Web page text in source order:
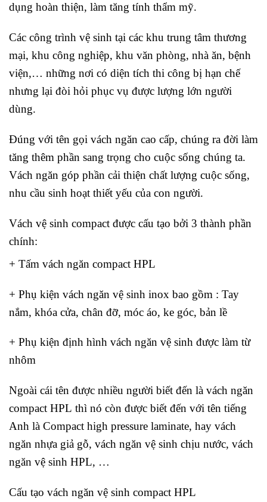
dụng hoàn thiện, làm tăng tính thẩm mỹ.
Các công trình vệ sinh tại các khu trung tâm thương
mại, khu công nghiệp, khu văn phòng, nhà ăn, bệnh
viện,… những nơi có diện tích thi công bị hạn chế
nhưng lại đòi hỏi phục vụ được lượng lớn người
dùng.
Đúng với tên gọi vách ngăn cao cấp, chúng ra đời làm
tăng thêm phần sang trọng cho cuộc sống chúng ta.
Vách ngăn góp phần cải thiện chất lượng cuộc sống,
nhu cầu sinh hoạt thiết yếu của con người.
Vách vệ sinh compact được cấu tạo bởi 3 thành phần
chính:
+ Tấm vách ngăn compact HPL
+ Phụ kiện vách ngăn vệ sinh inox bao gồm : Tay
nắm, khóa cửa, chân đỡ, móc áo, ke góc, bản lề
+ Phụ kiện định hình vách ngăn vệ sinh được làm từ
nhôm
Ngoài cái tên được nhiều người biết đến là vách ngăn
compact HPL thì nó còn được biết đến với tên tiếng
Anh là Compact high pressure laminate, hay vách
ngăn nhựa giả gỗ, vách ngăn vệ sinh chịu nước, vách
ngăn vệ sinh HPL, …
Cấu tạo vách ngăn vệ sinh compact HPL